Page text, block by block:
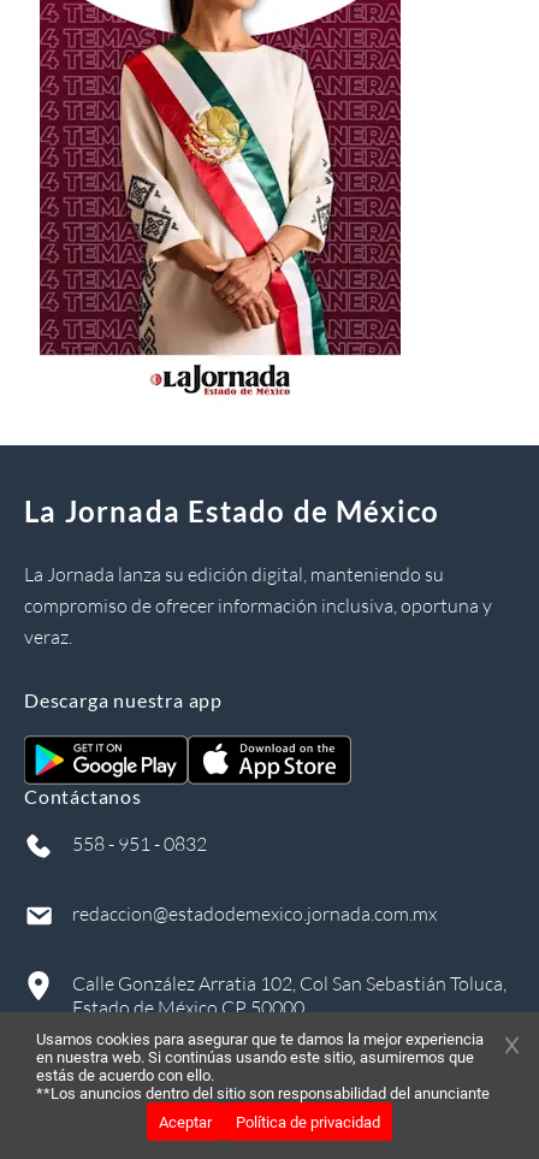
in
La Jornada Estado de México
La Jornada lanza su edición digital, manteniendo su
compromiso de ofrecer información inclusiva, oportuna y
veraz.
Descarga nuestra app
Contáctanos
558 - 951 - 0832
redaccion@estadodemexico.jornada.com.mx
Calle González Arratia 102, Col San Sebastián Toluca,
Estado de México CP 50000
2026, Todos los derechos reservados
Usamos cookies para asegurar que te damos la mejor experiencia
en nuestra web. Si continúas usando este sitio, asumiremos que
estás de acuerdo con ello.
**Los anuncios dentro del sitio son responsabilidad del anunciante
Aceptar
Política de privacidad